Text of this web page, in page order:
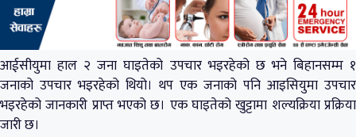
आईसीयुमा हाल २ जना घाइतेको उपचार भइरहेको छ भने बिहानसम्म १
जनाको उपचार भइरहेको थियो। थप एक जनाको पनि आइसियुमा उपचार
भइरहेको जानकारी प्राप्त भएको छ। एक घाइतेको खुट्टामा शल्यक्रिया प्रक्रिया
जारी छ।